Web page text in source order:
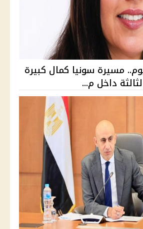
مسيرة سونيا كمال كبيرة
داخل م...